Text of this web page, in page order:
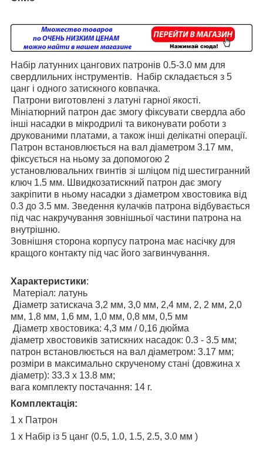
Набір латунних цангових патронів 0.5-3.0 мм для
свердлильних інструментів. Набір складається з 5
цанг і одного затискного ковпачка.
Патрони виготовлені з латуні гарної якості.
Мініатюрний патрон дає змогу фіксувати свердла або
інші насадки в мікродрилі та виконувати роботи з
друкованими платами, а також інші делікатні операції.
Патрон встановлюється на вал діаметром 3.17 мм,
фіксується на ньому за допомогою 2
установлювальних гвинтів зі шліцом під шестигранний
ключ 1.5 мм. Швидкозатискний патрон дає змогу
закріпити в ньому насадки з діаметром хвостовика від
0.3 до 3.5 мм. Зведення кулачків патрона відбувається
під час накручування зовнішньої частини патрона на
внутрішню.
Зовнішня сторона корпусу патрона має насічку для
кращого контакту під час його загвинчування.
Характеристики:
Матеріал: латунь
Діаметр затискача 3,2 мм, 3,0 мм, 2,4 мм, 2, 2 мм, 2,0
мм, 1,8 мм, 1,6 мм, 1,0 мм, 0,8 мм, 0,5 мм
Діаметр хвостовика: 4,3 мм / 0,16 дюйма
діаметр хвостовиків затискних насадок: 0.3 - 3.5 мм;
патрон встановлюється на вал діаметром: 3.17 мм;
розміри в максимально скрученому стані (довжина x
діаметр): 33.3 x 13.8 мм;
вага комплекту постачання: 14 г.
Комплектація:
1 х Патрон
1 х Набір із 5 цанг (0.5, 1.0, 1.5, 2.5, 3.0 мм )